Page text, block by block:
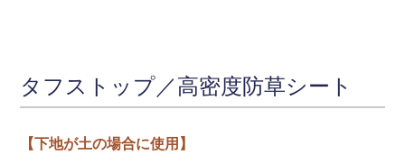
タフストップ／高密度防草シート
【下地が土の場合に使用】